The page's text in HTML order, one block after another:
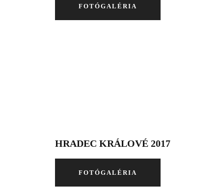
FOTÓGALÉRIA
HRADEC KRÁLOVÉ 2017
FOTÓGALÉRIA